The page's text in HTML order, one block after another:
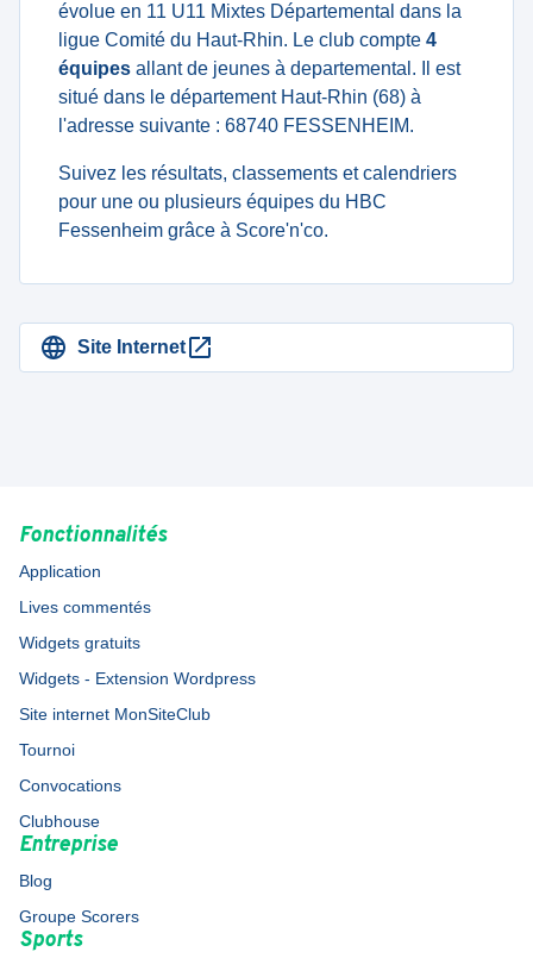
évolue en 11 U11 Mixtes Départemental dans la
ligue Comité du Haut-Rhin. Le club compte 4
équipes allant de jeunes à departemental. Il est
situé dans le département Haut-Rhin (68) à
l'adresse suivante : 68740 FESSENHEIM.
Suivez les résultats, classements et calendriers
pour une ou plusieurs équipes du HBC
Fessenheim grâce à Score'n'co.
Site Internet
Fonctionnalités
Application
Lives commentés
Widgets gratuits
Widgets - Extension Wordpress
Site internet MonSiteClub
Tournoi
Convocations
Clubhouse
Entreprise
Blog
Groupe Scorers
Sports